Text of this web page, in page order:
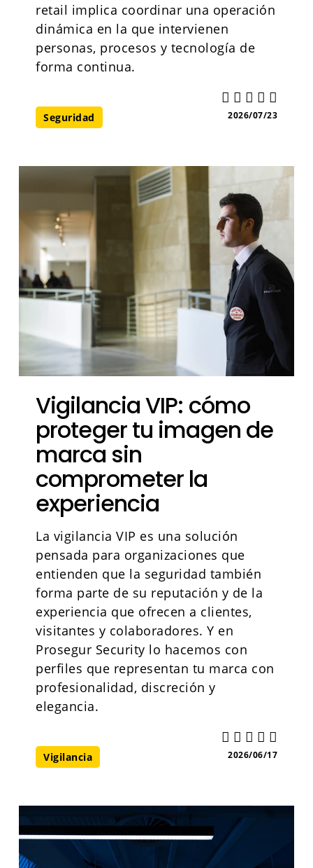
retail implica coordinar una operación
dinámica en la que intervienen
personas, procesos y tecnología de
forma continua.
Seguridad 2026/07/23
Vigilancia VIP: cómo
proteger tu imagen de
marca sin
comprometer la
experiencia
La vigilancia VIP es una solución
pensada para organizaciones que
entienden que la seguridad también
forma parte de su reputación y de la
experiencia que ofrecen a clientes,
visitantes y colaboradores. Y en
Prosegur Security lo hacemos con
perfiles que representan tu marca con
profesionalidad, discreción y
elegancia.
Vigilancia 2026/06/17